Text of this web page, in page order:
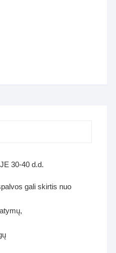
30-40 d.d.
gali skirtis nuo